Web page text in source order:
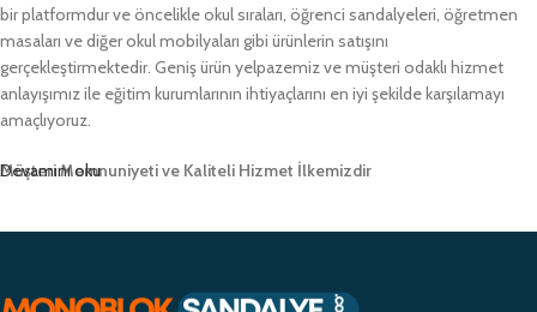
bir platformdur ve öncelikle okul sıraları, öğrenci sandalyeleri, öğretmen
masaları ve diğer okul mobilyaları gibi ürünlerin satışını
gerçekleştirmektedir. Geniş ürün yelpazemiz ve müşteri odaklı hizmet
anlayışımız ile eğitim kurumlarının ihtiyaçlarını en iyi şekilde karşılamayı
amaçlıyoruz.
Müşteri Memnuniyeti ve Kaliteli Hizmet İlkemizdir
zamanında teslimat garantimizle eğitim kurumlarının ihtiyaçlarına hızlı ve
Devamını oku